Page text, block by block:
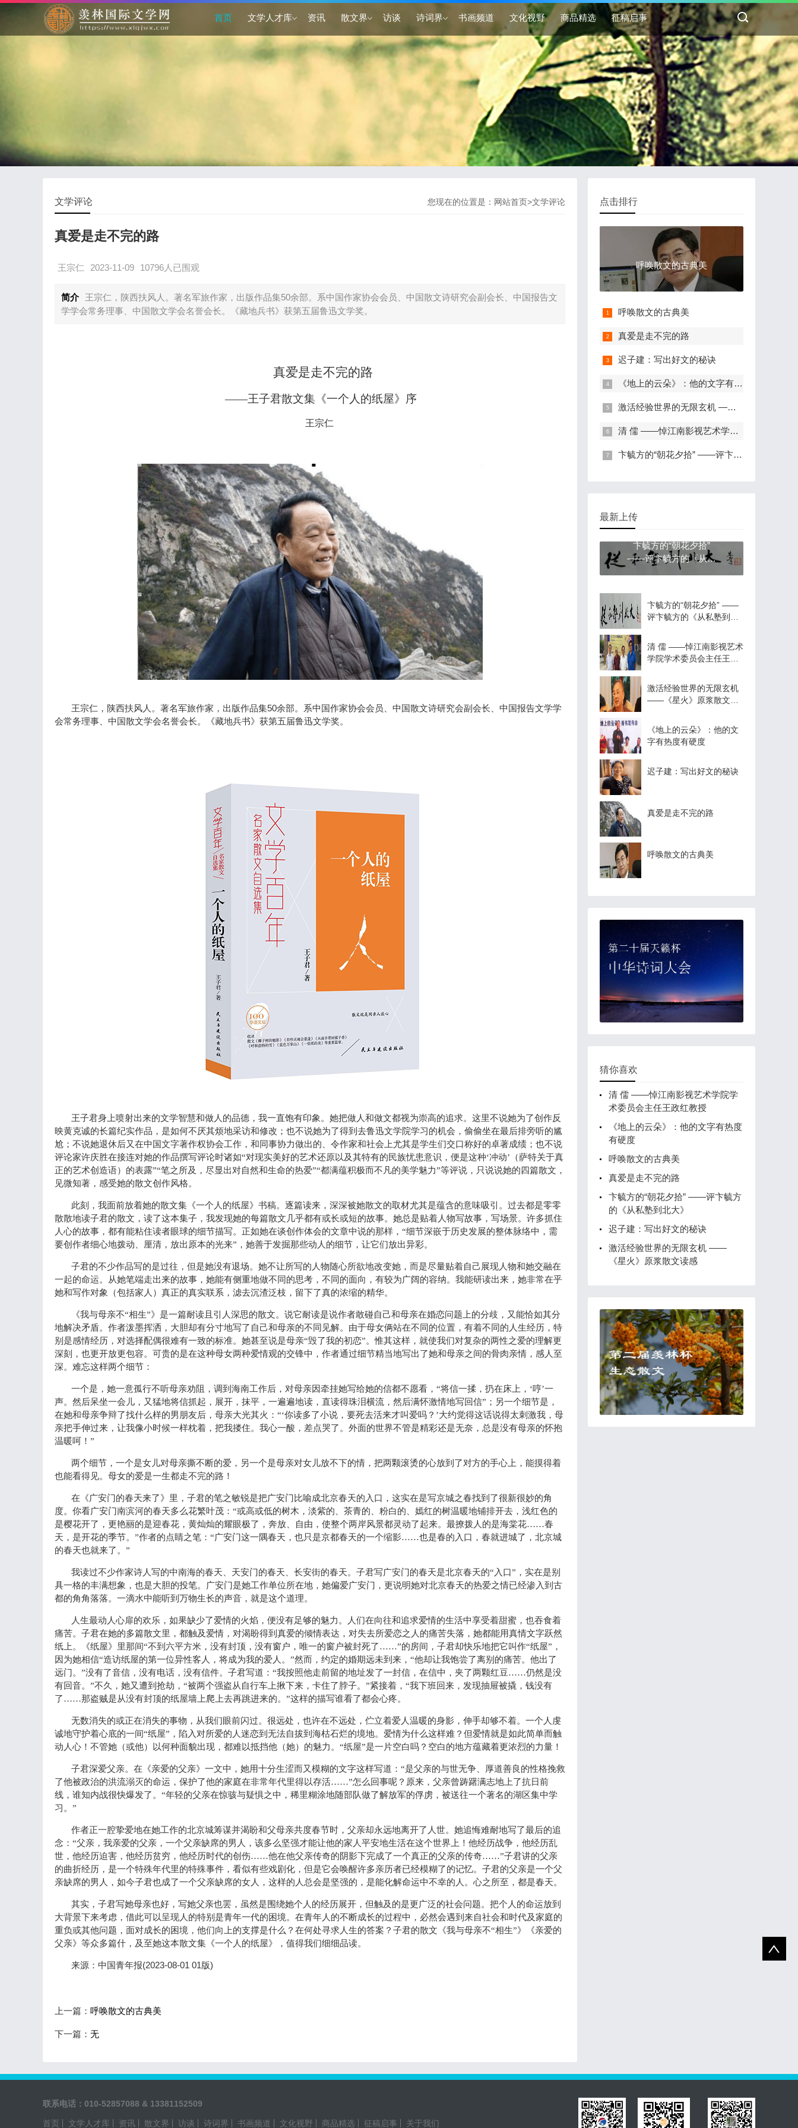
首页 文学人才库 资讯 散文界 访谈 诗词界 书画频道 文化视野 商品精选 征稿启事
您现在的位置是： 网站首页>文学评论
文学评论
真爱是走不完的路
王宗仁 2023-11-09 10796人已围观
简介
王宗仁，陕西扶风人。著名军旅作家，出版作品集50余部。系中国作家协会会员、中国散文诗研究会副会长、中国报告文
学学会常务理事、中国散文学会名誉会长。《藏地兵书》获第五届鲁迅文学奖。
真爱是走不完的路
——王子君散文集《一个人的纸屋》序
王宗仁
王宗仁，陕西扶风人。著名军旅作家，出版作品集50余部。系中国作家协会会员、中国散文诗研究会副会长、中国报告文学学
会常务理事、中国散文学会名誉会长。《藏地兵书》获第五届鲁迅文学奖。
王子君身上喷射出来的文学智慧和做人的品德，我一直饱有印象。她把做人和做文都视为崇高的追求。这里不说她为了创作反
映黄克诚的长篇纪实作品，是如何不厌其烦地采访和修改；也不说她为了得到去鲁迅文学院学习的机会，偷偷坐在最后排旁听的尴
尬；不说她退休后又在中国文字著作权协会工作，和同事协力做出的、令作家和社会上尤其是学生们交口称好的卓著成绩；也不说
评论家许庆胜在接连对她的作品撰写评论时诸如“对现实美好的艺术还原以及其特有的民族忧患意识，便是这种‘冲动’（萨特关于真
正的艺术创造语）的表露”“笔之所及，尽显出对自然和生命的热爱”“都满蕴积极而不凡的美学魅力”等评说，只说说她的四篇散文，
见微知著，感受她的散文创作风格。
此刻，我面前放着她的散文集《一个人的纸屋》书稿。逐篇读来，深深被她散文的取材尤其是蕴含的意味吸引。过去都是零零
散散地读子君的散文，读了这本集子，我发现她的每篇散文几乎都有或长或短的故事。她总是贴着人物写故事，写场景。许多抓住
人心的故事，都有能粘住读者眼球的细节描写。正如她在谈创作体会的文章中说的那样，“细节深嵌于历史发展的整体脉络中，需
要创作者细心地拨动、厘清，放出原本的光来”，她善于发掘那些动人的细节，让它们放出异彩。
子君的不少作品写的是过往，但是她没有退场。她不让所写的人物随心所欲地改变她，而是尽量贴着自己展现人物和她交融在
一起的命运。从她笔端走出来的故事，她能有侧重地做不同的思考，不同的面向，有较为广阔的容纳。我能研读出来，她非常在乎
她和写作对象（包括家人）真正的真实联系，滤去沉渣泛枝，留下了真的浓缩的精华。
《我与母亲不“相生”》是一篇耐读且引人深思的散文。说它耐读是说作者敢碰自己和母亲在婚恋问题上的分歧，又能恰如其分
地解决矛盾。作者泼墨挥洒，大胆却有分寸地写了自己和母亲的不同见解。由于母女俩站在不同的位置，有着不同的人生经历，特
别是感情经历，对选择配偶很难有一致的标准。她甚至说是母亲“毁了我的初恋”。惟其这样，就使我们对复杂的两性之爱的理解更
深刻，也更开放更包容。可贵的是在这种母女两种爱情观的交锋中，作者通过细节精当地写出了她和母亲之间的骨肉亲情，感人至
深。难忘这样两个细节：
一个是，她一意孤行不听母亲劝阻，调到海南工作后，对母亲因牵挂她写给她的信都不愿看，“将信一揉，扔在床上，‘哼’一
声。然后呆坐一会儿，又猛地将信抓起，展开，抹平，一遍遍地读，直读得珠泪横流，然后满怀激情地写回信”；另一个细节是，
在她和母亲争辩了找什么样的男朋友后，母亲大光其火：“‘你读多了小说，要死去活来才叫爱吗？’大约觉得这话说得太刺激我，母
亲把手伸过来，让我像小时候一样枕着，把我搂住。我心一酸，差点哭了。外面的世界不管是精彩还是无奈，总是没有母亲的怀抱
温暖呵！”
两个细节，一个是女儿对母亲撕不断的爱，另一个是母亲对女儿放不下的情，把两颗滚烫的心放到了对方的手心上，能摸得着
也能看得见。母女的爱是一生都走不完的路！
在《广安门的春天来了》里，子君的笔之敏锐是把广安门比喻成北京春天的入口，这实在是写京城之春找到了很新很妙的角
度。你看广安门南滨河的春天多么花繁叶茂：“或高或低的树木，淡紫的、茶青的、粉白的、嫣红的树温暖地铺排开去，浅红色的
是樱花开了，更艳丽的是迎春花，黄灿灿的耀眼极了，奔放、自由，使整个两岸风景都灵动了起来。最撩拨人的是海棠花……春
天，是开花的季节。”作者的点睛之笔：“广安门这一隅春天，也只是京都春天的一个缩影……也是春的入口，春就进城了，北京城
的春天也就来了。”
我读过不少作家诗人写的中南海的春天、天安门的春天、长安街的春天。子君写广安门的春天是北京春天的“入口”，实在是别
具一格的丰满想象，也是大胆的投笔。广安门是她工作单位所在地，她偏爱广安门，更说明她对北京春天的热爱之情已经渗入到古
都的角角落落。一滴水中能听到万物生长的声音，就是这个道理。
人生最动人心扉的欢乐，如果缺少了爱情的火焰，便没有足够的魅力。人们在向往和追求爱情的生活中享受着甜蜜，也吞食着
痛苦。子君在她的多篇散文里，都触及爱情，对渴盼得到真爱的倾情表达，对失去所爱恋之人的痛苦失落，她都能用真情文字跃然
纸上。《纸屋》里那间“不到六平方米，没有封顶，没有窗户，唯一的窗户被封死了……”的房间，子君却快乐地把它叫作“纸屋”，
因为她相信“造访纸屋的第一位异性客人，将成为我的爱人。”然而，约定的婚期远未到来，“他却让我饱尝了离别的痛苦。他出了
远门。”没有了音信，没有电话，没有信件。子君写道：“我按照他走前留的地址发了一封信，在信中，夹了两颗红豆……仍然是没
有回音。”不久，她又遭到抢劫，“被两个强盗从自行车上揪下来，卡住了脖子。”紧接着，“我下班回来，发现抽屉被撬，钱没有
了……那盗贼是从没有封顶的纸屋墙上爬上去再跳进来的。”这样的描写谁看了都会心疼。
无数消失的或正在消失的事物，从我们眼前闪过。很远处，也许在不远处，伫立着爱人温暖的身影，伸手却够不着。一个人虔
诚地守护着心底的一间“纸屋”，陷入对所爱的人迷恋到无法自拔到海枯石烂的境地。爱情为什么这样难？但爱情就是如此简单而触
动人心！不管她（或他）以何种面貌出现，都难以抵挡他（她）的魅力。“纸屋”是一片空白吗？空白的地方蕴藏着更浓烈的力量！
子君深爱父亲。在《亲爱的父亲》一文中，她用十分生涩而又模糊的文字这样写道：“是父亲的与世无争、厚道善良的性格挽救
了他被政治的洪流溺灭的命运，保护了他的家庭在非常年代里得以存活……”怎么回事呢？原来，父亲曾踌躇满志地上了抗日前
线，谁知内战很快爆发了。“年轻的父亲在惊骇与疑惧之中，稀里糊涂地随部队做了解放军的俘虏，被送往一个著名的湖区集中学
习。”
作者正一腔挚爱地在她工作的北京城筹谋并渴盼和父母亲共度春节时，父亲却永远地离开了人世。她追悔难耐地写了最后的追
念：“父亲，我亲爱的父亲，一个父亲缺席的男人，该多么坚强才能让他的家人平安地生活在这个世界上！他经历战争，他经历乱
世，他经历迫害，他经历贫穷，他经历时代的创伤……他在他父亲传奇的阴影下完成了一个真正的父亲的传奇……”子君讲的父亲
的曲折经历，是一个特殊年代里的特殊事件，看似有些戏剧化，但是它会唤醒许多亲历者已经模糊了的记忆。子君的父亲是一个父
亲缺席的男人，如今子君也成了一个父亲缺席的女人，这样的人总会是坚强的，是能化解命运中不幸的人。心之所至，都是春天。
其实，子君写她母亲也好，写她父亲也罢，虽然是围绕她个人的经历展开，但触及的是更广泛的社会问题。把个人的命运放到
大背景下来考虑，借此可以呈现人的特别是青年一代的困境。在青年人的不断成长的过程中，必然会遇到来自社会和时代及家庭的
重负或其他问题，面对成长的困境，他们向上的支撑是什么？在何处寻求人生的答案？子君的散文《我与母亲不“相生”》《亲爱的
父亲》等众多篇什，及至她这本散文集《一个人的纸屋》，值得我们细细品读。
来源：中国青年报(2023-08-01 01版)
上一篇： 呼唤散文的古典美
下一篇： 无
点击排行
呼唤散文的古典美
呼唤散文的古典美
真爱是走不完的路
迟子建：写出好文的秘诀
《地上的云朵》：他的文字有热度有硬度
激活经验世界的无限玄机 ——《星火》原浆散文读感
清 儒 ——悼江南影视艺术学院学术委员会主任王政红教授
卞毓方的“朝花夕拾” ——评卞毓方的《从私塾到北大》
最新上传
卞毓方的“朝花夕拾”
——评卞毓方的《从私
塾到北大》
卞毓方的“朝花夕拾” ——
评卞毓方的《从私塾到北
清 儒 ——悼江南影视艺术
学院学术委员会主任王政
激活经验世界的无限玄机
——《星火》原浆散文读
《地上的云朵》：他的文
字有热度有硬度
迟子建：写出好文的秘诀
真爱是走不完的路
呼唤散文的古典美
猜你喜欢
清 儒 ——悼江南影视艺术学院学
术委员会主任王政红教授
《地上的云朵》：他的文字有热度
有硬度
呼唤散文的古典美
真爱是走不完的路
卞毓方的“朝花夕拾” ——评卞毓方
的《从私塾到北大》
迟子建：写出好文的秘诀
激活经验世界的无限玄机 ——
《星火》原浆散文读感
联系电话：010-52857088 & 13381152509
首页 文学人才库 资讯 散文界 访谈 诗词界 书画频道 文化视野 商品精选 征稿启事 关于我们